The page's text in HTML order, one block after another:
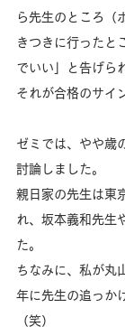
ら先生のところ（
きつきに行ったと
でいい」と告げら
それが合格のサイ
ゼミでは、やや歳
討論しました。
親日家の先生は東
れ、坂本義和先生
た。
ちなみに、私が丸
年に先生の追っか
（笑）